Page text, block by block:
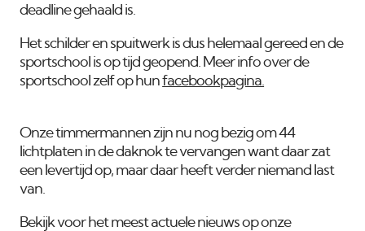
deadline gehaald is.
Het schilder en spuitwerk is dus helemaal gereed en de
sportschool is op tijd geopend. Meer info over de
sportschool zelf op hunfacebookpagina.
Onze timmermannen zijn nu nog bezig om 44
lichtplaten in de daknok te vervangen want daar zat
een levertijd op, maar daar heeft verder niemand last
van.
Bekijk voor het meest actuele nieuws op onze